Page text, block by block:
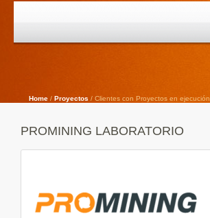
Home / Proyectos / Clientes con Proyectos en ejecución
PROMINING LABORATORIO